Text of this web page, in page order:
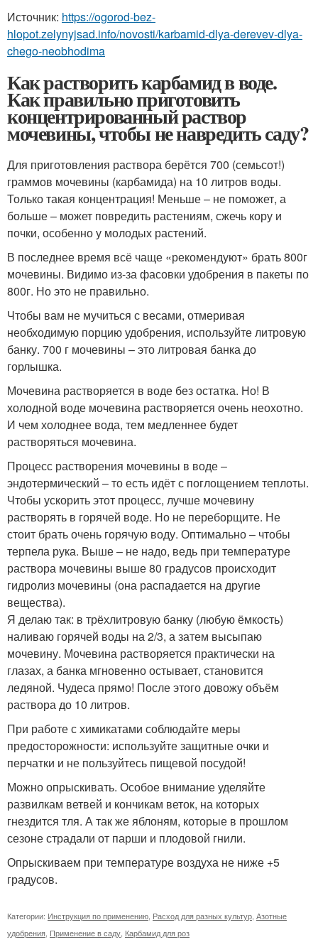
Источник: https://ogorod-bez-
hlopot.zelynyjsad.info/novosti/karbamid-dlya-derevev-dlya-
chego-neobhodima
Как растворить карбамид в воде.
Как правильно приготовить
концентрированный раствор
мочевины, чтобы не навредить саду?
Для приготовления раствора берётся 700 (семьсот!)
граммов мочевины (карбамида) на 10 литров воды.
Только такая концентрация! Меньше – не поможет, а
больше – может повредить растениям, сжечь кору и
почки, особенно у молодых растений.
В последнее время всё чаще «рекомендуют» брать 800г
мочевины. Видимо из-за фасовки удобрения в пакеты по
800г. Но это не правильно.
Чтобы вам не мучиться с весами, отмеривая
необходимую порцию удобрения, используйте литровую
банку. 700 г мочевины – это литровая банка до
горлышка.
Мочевина растворяется в воде без остатка. Но! В
холодной воде мочевина растворяется очень неохотно.
И чем холоднее вода, тем медленнее будет
растворяться мочевина.
Процесс растворения мочевины в воде –
эндотермический – то есть идёт с поглощением теплоты.
Чтобы ускорить этот процесс, лучше мочевину
растворять в горячей воде. Но не переборщите. Не
стоит брать очень горячую воду. Оптимально – чтобы
терпела рука. Выше – не надо, ведь при температуре
раствора мочевины выше 80 градусов происходит
гидролиз мочевины (она распадается на другие
вещества).
Я делаю так: в трёхлитровую банку (любую ёмкость)
наливаю горячей воды на 2/3, а затем высыпаю
мочевину. Мочевина растворяется практически на
глазах, а банка мгновенно остывает, становится
ледяной. Чудеса прямо! После этого довожу объём
раствора до 10 литров.
При работе с химикатами соблюдайте меры
предосторожности: используйте защитные очки и
перчатки и не пользуйтесь пищевой посудой!
Можно опрыскивать. Особое внимание уделяйте
развилкам ветвей и кончикам веток, на которых
гнездится тля. А так же яблоням, которые в прошлом
сезоне страдали от парши и плодовой гнили.
Опрыскиваем при температуре воздуха не ниже +5
градусов.
Категории: Инструкция по применению Расход для разных культур Азотные
удобрения Применение в саду Карбамид для роз